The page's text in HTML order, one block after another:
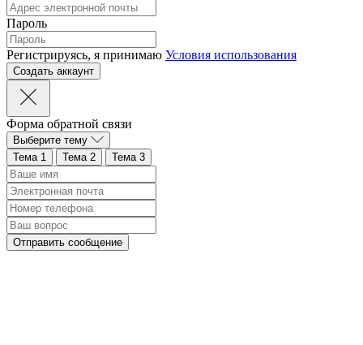
Пароль
Регистрируясь, я принимаю Условия использования
Форма обратной связи
Выберите тему
Тема 1
Тема 2 Тема 3
Отправить сообщение